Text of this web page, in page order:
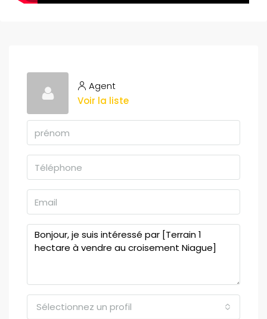
Agent
Voir la liste
Sélectionnez un profil